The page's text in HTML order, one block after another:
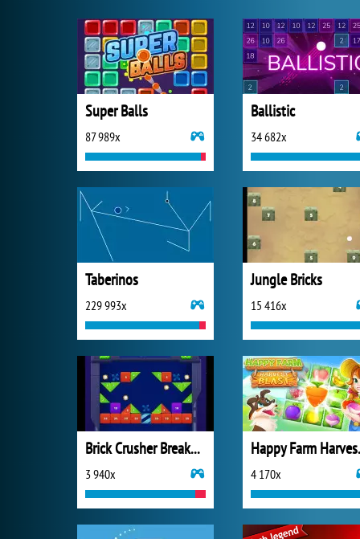
Super Balls
87 989x
Ballistic
34 682x
Taberinos
229 993x
Jungle Bricks
15 416x
Brick Crusher Breaker Ball
3 940x 4 170x